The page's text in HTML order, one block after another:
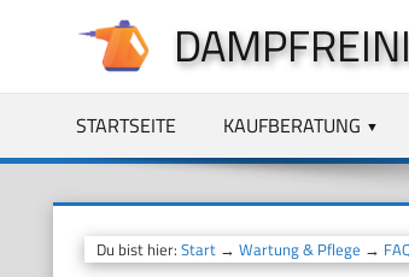
springen
STARTSEITE KAUFBERATUNG
Du bist hier: Start→ Wartung & Pflege →